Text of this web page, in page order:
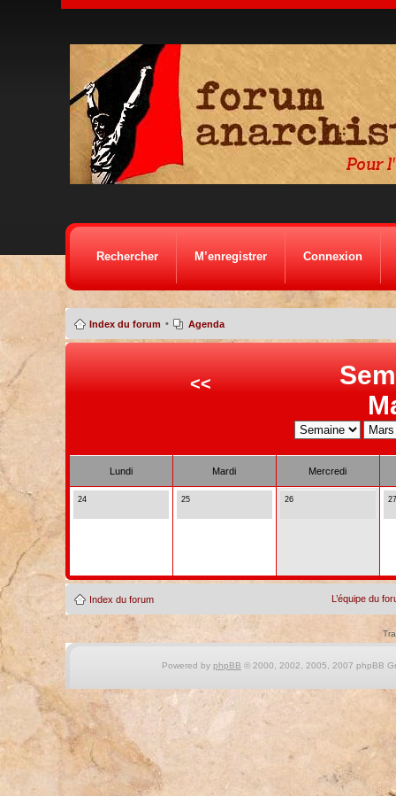
Rechercher M’enregistrer Connexion
Index du forum • Agenda
<<
Lundi Mardi Mercredi
24 25 26 27
Index du forum L’équipe du
Powered by phpBB © 2000, 2002, 2005, 2007 phpBB